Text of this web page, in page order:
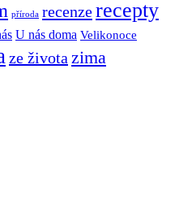
příroda recenzerecepty
U nás doma Velikonoce
ze života zima